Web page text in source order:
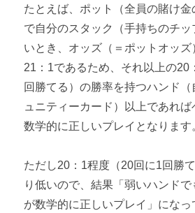
たとえば、ポット（全員の賭け
で自分のスタック（手持ちのチ
いとき、オッズ（＝ポットオッズ
21：1であるため、それ以上の20
回勝てる）の勝率を持つハンド（
ュニティーカード）以上であれ
数学的に正しいプレイとなります
ただし20：1程度（20回に1回勝
り低いので、結果「弱いハンドで
が数学的に正しいプレイ」になっ